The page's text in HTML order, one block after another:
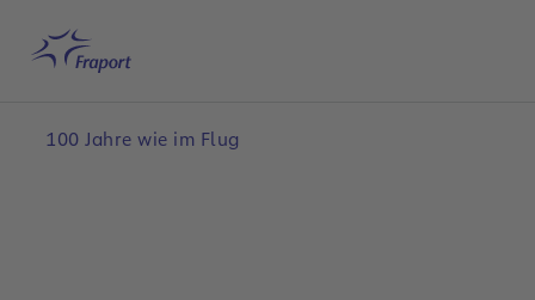
Startseite
100 Jahre wie im Flug